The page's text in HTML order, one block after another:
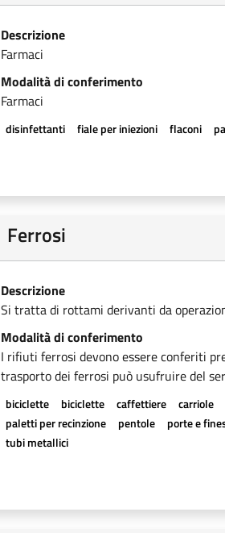
Descrizione
Farmaci
Modalità di conferimento
Farmaci
disinfettanti fiale per iniezioni flaconi
Ferrosi
Descrizione
Si tratta di rottami derivanti da
Modalità di conferimento
I rifiuti ferrosi devono essere conferiti
trasporto dei ferrosi può usufruire del
biciclette biciclette caffettiere carriole
paletti per recinzione
pentole porte e
tubi metallici